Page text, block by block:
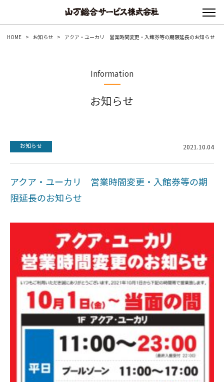
HOME > お知らせ > アクア・ユーカリ 営業時間変更・入館券等の期限延長のお知らせ
Information
お知らせ
お知らせ 2021.10.04
アクア・ユーカリ 営業時間変更・入館券等の期
限延長のお知らせ